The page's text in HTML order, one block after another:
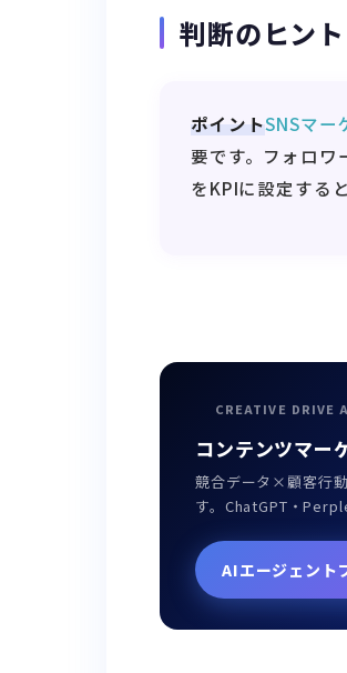
判断のヒント
ポイントSNSマー
要です。フォロワ
をKPIに設定する
CREATIVE DRIVE
コンテンツマー
競合データ×顧客行
す。ChatGPT・
AIエージェント